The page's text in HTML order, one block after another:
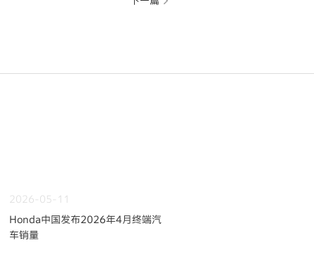
2026-05-11
Honda中国发布2026年4月终端汽
车销量